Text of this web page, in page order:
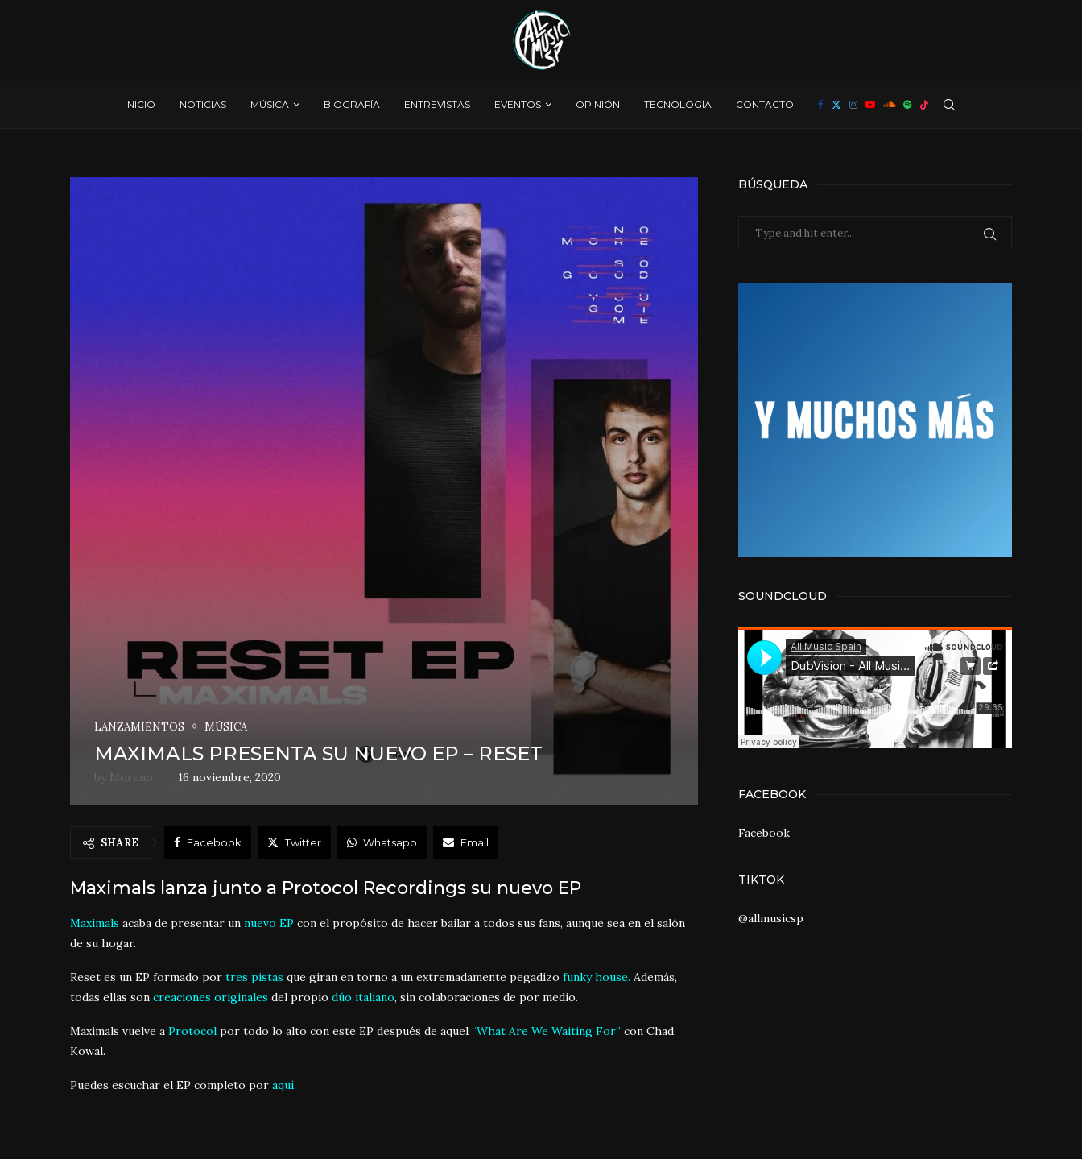
INICIO NOTICIAS MÚSICA BIOGRAFÍA ENTREVISTAS EVENTOS OPINIÓN TECNOLOGÍA CONTACTO
LANZAMIENTOS MÚSICA
MAXIMALS PRESENTA SU NUEVO EP – RESET
by Moreno 16 noviembre, 2020
SHARE Facebook Twitter Whatsapp Email
Maximals lanza junto a Protocol Recordings su nuevo EP
Maximals acaba de presentar un nuevo EP con el propósito de hacer bailar a todos sus fans, aunque sea en el salón
de su hogar.
Reset es un EP formado por tres pistas que giran en torno a un extremadamente pegadizo funky house. Además,
todas ellas son creaciones originales del propio dúo italiano, sin colaboraciones de por medio.
Maximals vuelve a Protocol por todo lo alto con este EP después de aquel “What Are We Waiting For” con Chad
Kowal.
Puedes escuchar el EP completo por aquí.
BÚSQUEDA
SOUNDCLOUD
FACEBOOK
Facebook
TIKTOK
@allmusicsp